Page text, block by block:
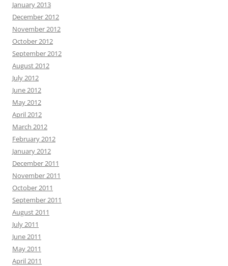
January 2013
December 2012
November 2012
October 2012
September 2012
August 2012
July 2012
June 2012
May 2012
April 2012
March 2012
February 2012
January 2012
December 2011
November 2011
October 2011
September 2011
August 2011
July 2011
June 2011
May 2011
April 2011